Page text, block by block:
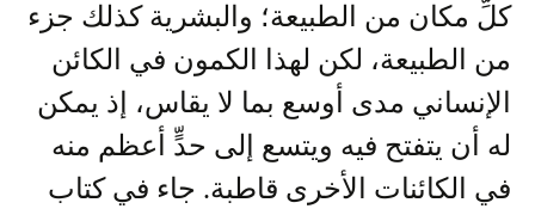
كلِّ مكان من الطبيعة؛ والبشرية كذلك جزء
من الطبيعة، لكن لهذا الكمون في الكائن
الإنساني مدى أوسع بما لا يقاس، إذ يمكن
له أن يتفتح فيه ويتسع إلى حدٍّ أعظم منه
في الكائنات الأخرى قاطبة. جاء في كتاب